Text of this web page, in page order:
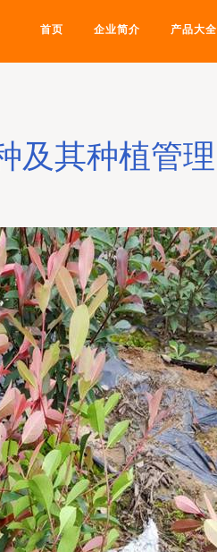
首页 企业简介 产品大全
及其种植管理